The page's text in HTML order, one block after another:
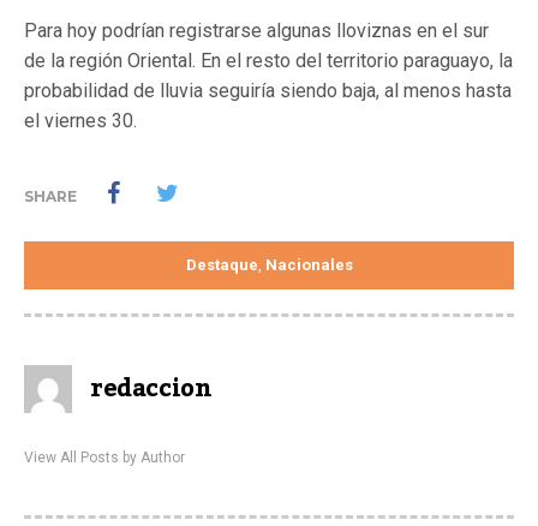
Para hoy podrían registrarse algunas lloviznas en el sur
de la región Oriental. En el resto del territorio paraguayo, la
probabilidad de lluvia seguiría siendo baja, al menos hasta
el viernes 30.
SHARE
Destaque, Nacionales
redaccion
View All Posts by Author